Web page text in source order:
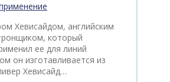
Хевисайдом, английским
который
ее для линий
он изготавливается из
Хевисайд…